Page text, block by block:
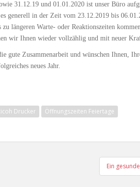
31.12.19 und 01.01.2020 ist unser Büro
es generell in der Zeit vom 23.12.2019 bis
zu längeren Warte- oder Reaktionszeiten
wir Ihnen wieder vollzählig und mit neuer
gute Zusammenarbeit und wünschen Ihnen,
neues Jahr.
Drucker Öffnungszeiten Feiertage
Ein